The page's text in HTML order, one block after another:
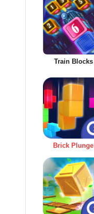
Train Blocks
Brick Plunge